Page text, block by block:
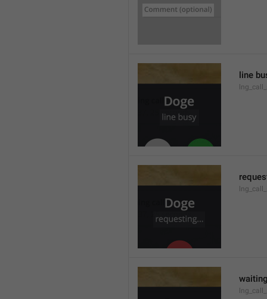
line